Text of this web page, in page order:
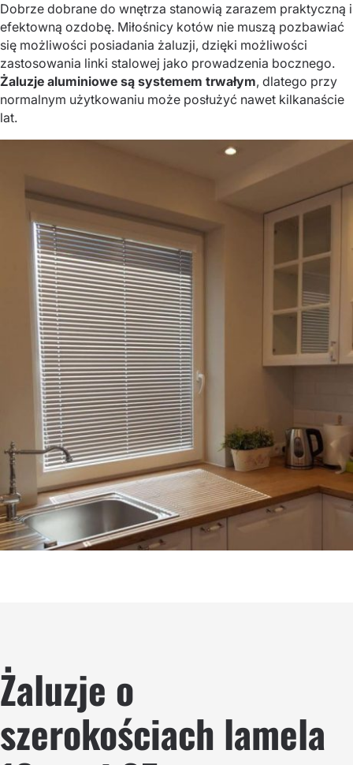
Dobrze dobrane do wnętrza stanowią zarazem praktyczną i
efektowną ozdobę. Miłośnicy kotów nie muszą pozbawiać
się możliwości posiadania żaluzji, dzięki możliwości
zastosowania linki stalowej jako prowadzenia bocznego.
Żaluzje aluminiowe są systemem trwałym, dlatego przy
normalnym użytkowaniu może posłużyć nawet kilkanaście
lat.
Żaluzje o
szerokościach lamela